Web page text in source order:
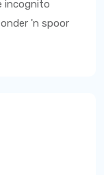
incognito
'n spoor